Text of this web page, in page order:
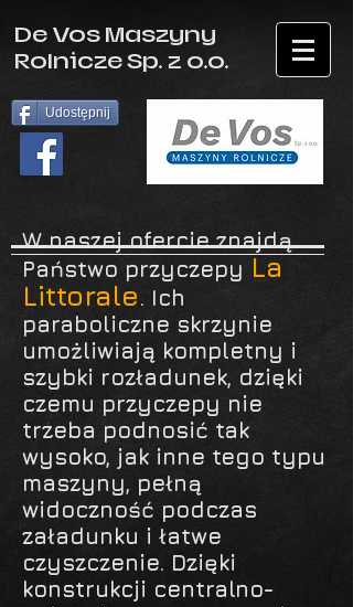
De Vos Maszyny
Rolnicze Sp. z o.o.
Udostępnij
W naszej ofercie znajdą
Państwo przyczepy La
Littorale. Ich
paraboliczne skrzynie
umożliwiają kompletny i
szybki rozładunek, dzięki
czemu przyczepy nie
trzeba podnosić tak
wysoko, jak inne tego typu
maszyny, pełną
widoczność podczas
załadunku i łatwe
czyszczenie. Dzięki
konstrukcji centralno-